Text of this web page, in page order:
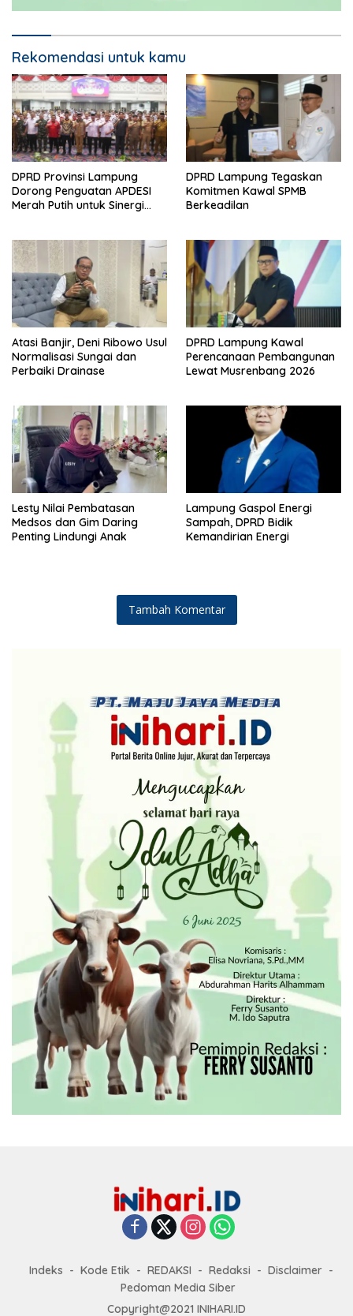
Rekomendasi untuk kamu
DPRD Provinsi Lampung
Dorong Penguatan APDESI
Merah Putih untuk Sinergi
DPRD Lampung Tegaskan
Komitmen Kawal SPMB
Berkeadilan
Atasi Banjir, Deni Ribowo Usul
Normalisasi Sungai dan
Perbaiki Drainase
DPRD Lampung Kawal
Perencanaan Pembangunan
Lewat Musrenbang 2026
Lesty Nilai Pembatasan
Medsos dan Gim Daring
Penting Lindungi Anak
Lampung Gaspol Energi
Sampah, DPRD Bidik
Kemandirian Energi
Tambah Komentar
Indeks Kode Etik REDAKSI Redaksi
Disclaimer
Pedoman Media Siber
Copyright@2021 INIHARI.ID